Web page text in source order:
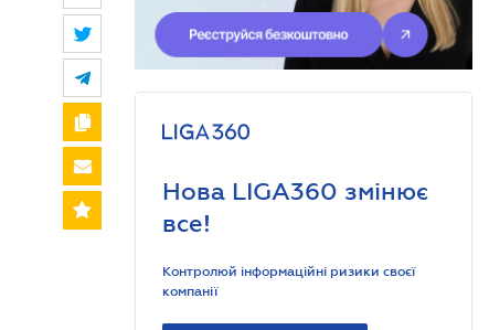
Нова LIGA360 змінює
все!
Контролюй інформаційні ризики своєї
компанії